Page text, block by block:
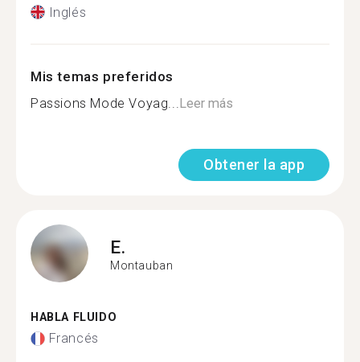
Inglés
Mis temas preferidos
Passions Mode Voyag... Leer más
Obtener la app
E.
Montauban
HABLA FLUIDO
Francés